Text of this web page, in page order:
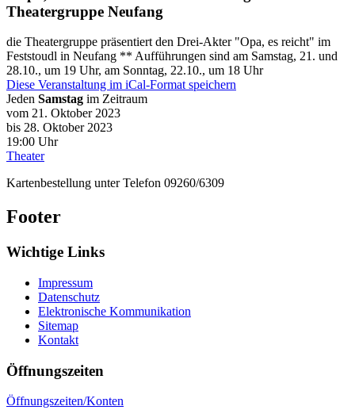
Theatergruppe Neufang
die Theatergruppe präsentiert den Drei-Akter "Opa, es reicht" im
Feststoudl in Neufang ** Aufführungen sind am Samstag, 21. und
28.10., um 19 Uhr, am Sonntag, 22.10., um 18 Uhr
Diese Veranstaltung im iCal-Format speichern
Jeden Samstag im Zeitraum
vom 21. Oktober 2023
bis 28. Oktober 2023
19:00 Uhr
Theater
Kartenbestellung unter Telefon 09260/6309
Footer
Wichtige Links
Impressum
Datenschutz
Elektronische Kommunikation
Sitemap
Kontakt
Öffnungszeiten
Öffnungszeiten/Konten